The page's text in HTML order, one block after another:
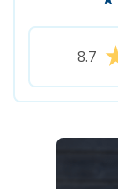
8.7